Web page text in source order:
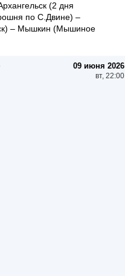
(2 дня
по С.Двине) –
– Мышкин (Мышиное
09 июня 2026
вт, 22:00